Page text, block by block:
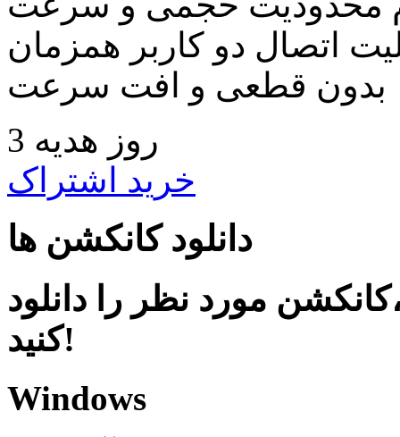
اتصال دو کاربر همزمان
بدون قطعی و افت سرعت
3 روز هدیه
خرید اشتراک
دانلود کانکشن ها
مورد نظر را دانلود
کنید!
Windows